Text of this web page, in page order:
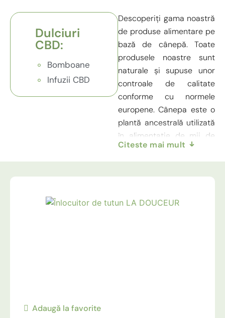
Dulciuri
CBD:
Bomboane
Infuzii CBD
Descoperiți gama noastră
de produse alimentare pe
bază de cânepă. Toate
produsele noastre sunt
naturale și supuse unor
controale de calitate
conforme cu normele
europene. Cânepa este o
plantă ancestrală utilizată
în alimentație de mii de
ani în diverse culturi din
întreaga lume.
Citeste mai mult
Adaugă la favorite